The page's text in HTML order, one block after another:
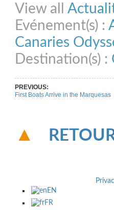
View all
Evénement(s) :
Canaries
Destination(s) :
PREVIOUS:
First Boats Arrive in the Marquesas
EN
FR